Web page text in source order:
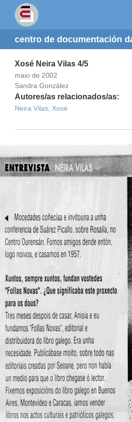
centro de documentación
Xosé Neira Vilas 4/5
maio de 2002
Sandra González
Autores/as relacionados/as:
Neira Vilas, Xosé